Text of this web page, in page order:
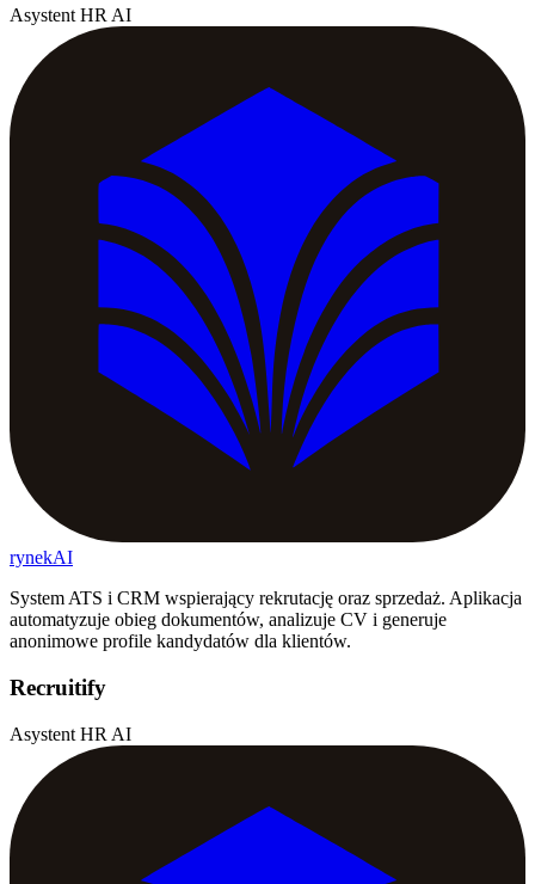
Asystent HR AI
rynekAI
System ATS i CRM wspierający rekrutację oraz sprzedaż. Aplikacja
automatyzuje obieg dokumentów, analizuje CV i generuje
anonimowe profile kandydatów dla klientów.
Recruitify
Asystent HR AI